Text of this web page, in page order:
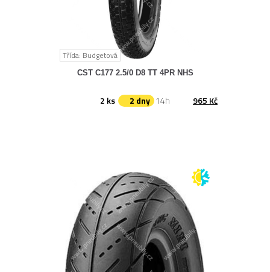
Třída: Budgetová
CST C177 2.5/0 D8 TT 4PR NHS
965 Kč
14h
2 dny
2 ks